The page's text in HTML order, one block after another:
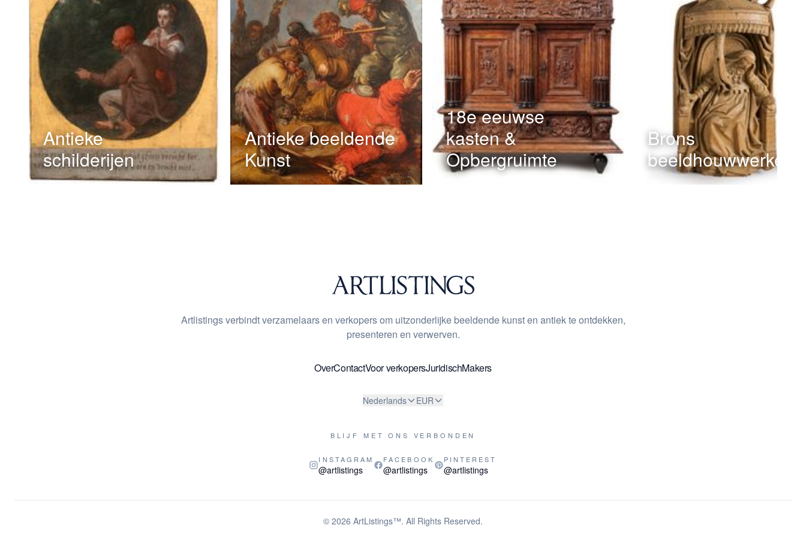
Antieke
schilderijen
Antieke beeldende
Kunst
18e eeuwse
kasten &
Opbergruimte
Brons
beeldhouwwerken
Artlistings verbindt verzamelaars en verkopers om uitzonderlijke beeldende kunst en antiek te ontdekken,
presenteren en verwerven.
OverContactVoor verkopersJuridischMakers
Nederlands EUR
BLIJF MET ONS VERBONDEN
INSTAGRAM
@artlistings
FACEBOOK
@artlistings
PINTEREST
@artlistings
© 2026 ArtListings™. All Rights Reserved.